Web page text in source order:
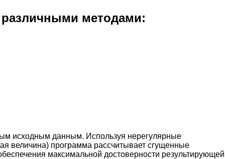
различными методами:
исходным данным. Используя нерегулярные
величина) программа рассчитывает сгущенные
максимальной достоверности результирующей